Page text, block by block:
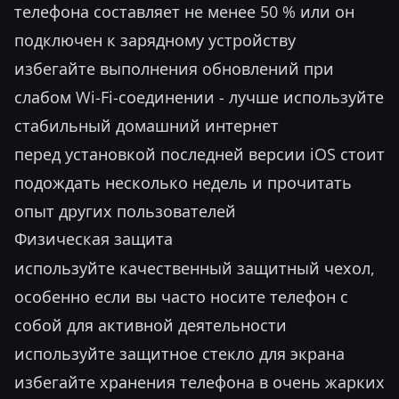
телефона составляет не менее 50 % или он
подключен к зарядному устройству
избегайте выполнения обновлений при
слабом Wi-Fi-соединении - лучше используйте
стабильный домашний интернет
перед установкой последней версии iOS стоит
подождать несколько недель и прочитать
опыт других пользователей
Физическая защита
используйте качественный защитный чехол,
особенно если вы часто носите телефон с
собой для активной деятельности
используйте защитное стекло для экрана
избегайте хранения телефона в очень жарких